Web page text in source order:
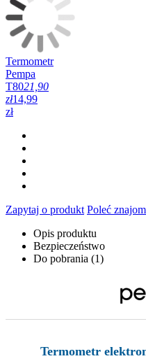
Termometr
Pempa
T8021,90
zł14,99
zł
Zapytaj o produkt Poleć
Opis produktu
Bezpieczeństwo
Do pobrania (1)
Termometr